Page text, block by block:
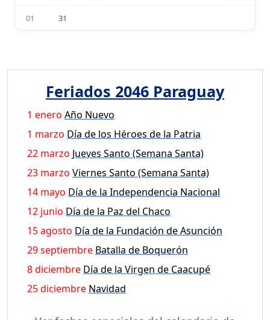
01 31
Feriados 2046 Paraguay
1 enero Año Nuevo
1 marzo Día de los Héroes de la Patria
22 marzo Jueves Santo (Semana Santa)
23 marzo Viernes Santo (Semana Santa)
14 mayo Día de la Independencia Nacional
12 junio Día de la Paz del Chaco
15 agosto Día de la Fundación de Asunción
29 septiembre Batalla de Boquerón
8 diciembre Día de la Virgen de Caacupé
25 diciembre Navidad